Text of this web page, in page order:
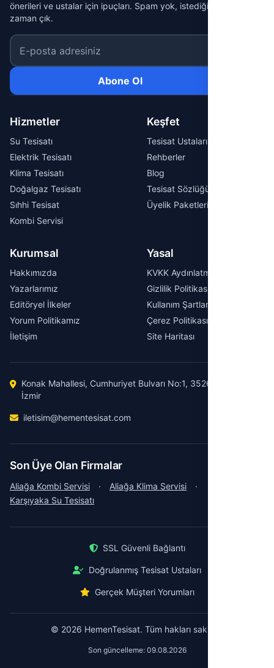
önerileri ve ustalar için ipuçları. Spam yok, istediğin
zaman çık.
E-posta adresiniz
Abone Ol
Hizmetler
Su Tesisatı
Elektrik Tesisatı
Klima Tesisatı
Doğalgaz Tesisatı
Sıhhi Tesisat
Kombi Servisi
Keşfet
Tesisat Ustaları
Rehberler
Blog
Tesisat Sözlüğü
Üyelik Paketleri
Kurumsal
Hakkımızda
Yazarlarımız
Editöryel İlkeler
Yorum Politikamız
İletişim
Yasal
KVKK Aydınlatma Metni
Gizlilik Politikası
Kullanım Şartları
Çerez Politikası
Site Haritası
Konak Mahallesi, Cumhuriyet Bulvarı No:1, 35260 Konak /
İzmir
iletisim@hementesisat.com
Son Üye Olan Firmalar
Aliağa Kombi Servisi · Aliağa Klima Servisi
·
Karşıyaka Su Tesisatı
SSL Güvenli Bağlantı
Doğrulanmış Tesisat Ustaları
Gerçek Müşteri Yorumları
© 2026 HemenTesisat. Tüm hakları saklıdır.
Son güncelleme: 09.08.2026